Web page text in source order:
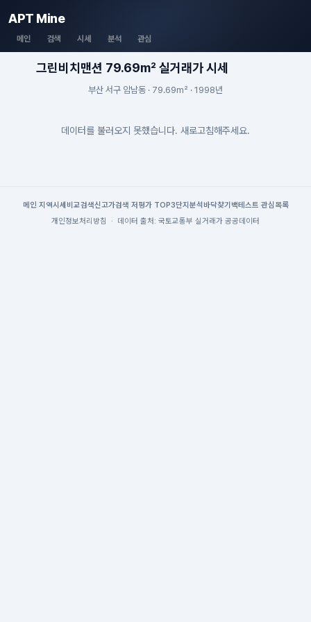
APT Mine
메인 검색 시세 분석 관심
그린비치맨션 79.69m² 실거래가 시세
부산 서구 암남동 · 79.69m² · 1998년
데이터를 불러오지 못했습니다. 새로고침해주세요.
메인| 지역시세 비교검색신고가검색 저평가 TOP3단지분석 바닥찾기 백테스트 관심목록
개인정보처리방침
· 데이터 출처: 국토교통부 실거래가 공공데이터